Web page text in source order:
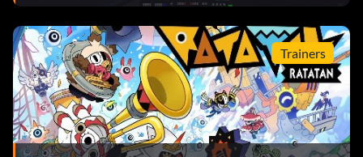
Trainers